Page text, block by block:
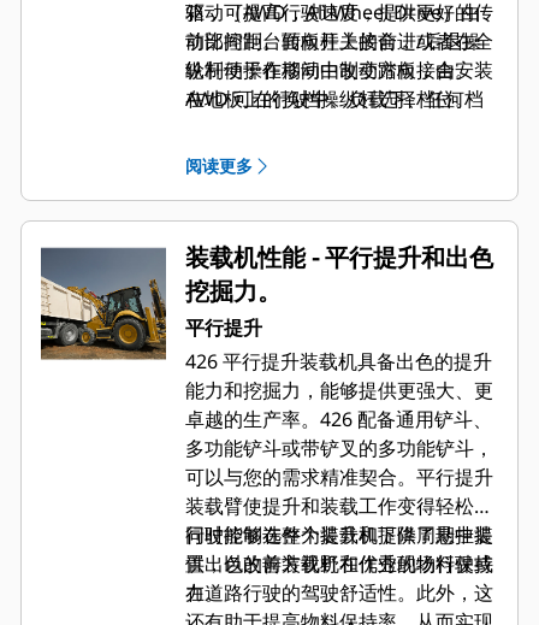
驱动（AWD，All Wheel Drive）由
前部控制台面板开关接合，或者在全
轮制动操作期间由制动踏板接合。
AWD 可在行驶中、负载下、任何档
采用摆式安装，并永久密封及润滑，
传动轴，从而提高机器在坚硬崎岖环
境中工作的耐用性。
箱，可提高行驶速度，提供更好的传
动比间距。转向柱上的前进/后退操
纵杆便于在移动中改变方向，由安装
在地板上的换档操纵杆选择档位。
阅读更多
装载机性能 - 平行提升和出色
挖掘力。
平行提升
426 平行提升装载机具备出色的提升
能力和挖掘力，能够提供更强大、更
卓越的生产率。426 配备通用铲斗、
多功能铲斗或带铲叉的多功能铲斗，
可以与您的需求精准契合。平行提升
装载臂使提升和装载工作变得轻松，
同时能够在整个提升和下降周期中提
供出色的前方视野和优秀的物料保持
力。
行驶控制选件为装载机提供了悬挂装
置，以改善装载机在作业现场行驶或
在道路行驶的驾驶舒适性。此外，这